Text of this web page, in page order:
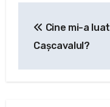
în
Cine mi-a luat
Cașcavalul?